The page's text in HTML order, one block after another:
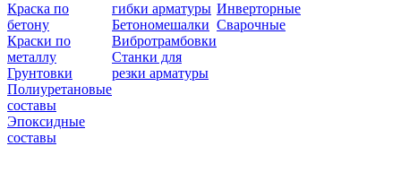
Краска по
бетону
Краски по
металлу
Грунтовки
Полиуретановые
составы
Эпоксидные
составы
гибки арматуры
Бетономешалки
Вибротрамбовки
Станки для
резки арматуры
Инверторные
Сварочные